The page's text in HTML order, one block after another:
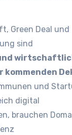
Green Deal und
sind
kommenden
und
digital
brauchen